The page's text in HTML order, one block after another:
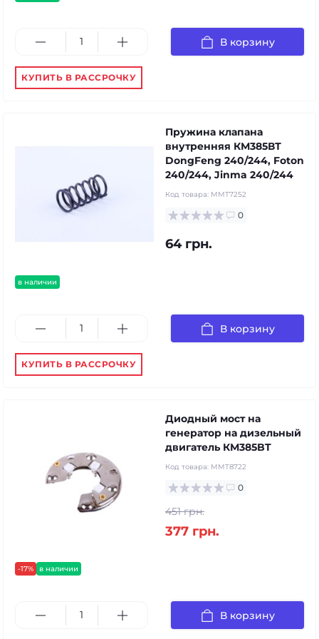
В корзину
КУПИТЬ В РАССРОЧКУ
в наличии
Пружина клапана
внутренняя КМ385ВТ
DongFeng 240/244, Foton
240/244, Jinma 240/244
Код товара: MMT7252
0
64 грн.
В корзину
КУПИТЬ В РАССРОЧКУ
-17% в наличии
Диодный мост на
генератор на дизельный
двигатель КМ385BT
Код товара: MMT8722
0
451 грн.
377 грн.
В корзину